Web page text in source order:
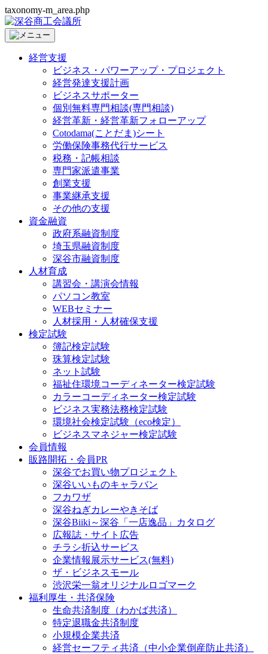
taxonomy-m_area.php
経営支援
ビジネス・パワーアップ・プロジェクト
経営発達支援計画
ビジネスサポーター
個別無料専門相談(専門相談)
経営革新・経営革新フォローアップ
Cotodama(ことだま)シート
労働保険事務代行サービス
税務・記帳相談
専門家派遣事業
創業支援
事業継承支援
その他の支援
資金融資
政府系融資制度
埼玉県融資制度
深谷市融資制度
人材育成
講習会・講演会情報
パソコン教室
WEBセミナー
人材採用・人材確保支援
検定試験
簿記検定試験
珠算検定試験
ネット試験
福祉住環境コーディネーター検定試験
カラーコーディネーター検定試験
ビジネス実務法務検定試験
環境社会検定試験（eco検定）
ビジネスマネジャー検定試験
会員情報
販路開拓・会員PR
深谷でお買い物プロジェクト
深谷いいものキャラバン
フカワザ
深谷ねぎカレーやきそば
深谷Biiki～深谷「一店逸品」カタログ
広報誌・サイト広告
チラシ折込サービス
企業情報展示サービス(無料)
ザ・ビジネスモール
渋沢栄一翁オリジナルロゴマーク
福利厚生・共済保険
生命共済制度（わかば共済）
特定退職金共済制度
小規模企業共済
経営セーフティ共済（中小企業倒産防止共済）